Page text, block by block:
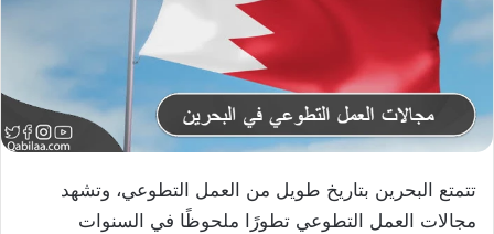
تتمتع البحرين بتاريخ طويل من العمل التطوعي، وتشهد
مجالات العمل التطوعي تطورًا ملحوظًا في السنوات